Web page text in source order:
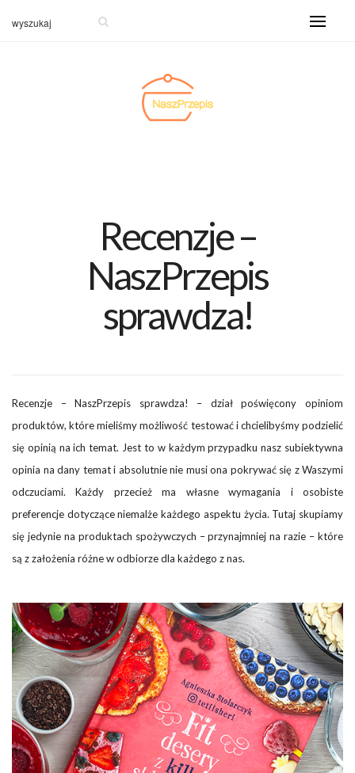
Recenzje –
NaszPrzepis
sprawdza!
Recenzje – NaszPrzepis sprawdza! – dział poświęcony opiniom
produktów, które mieliśmy możliwość testować i chcielibyśmy podzielić
się opinią na ich temat. Jest to w każdym przypadku nasz subiektywna
opinia na dany temat i absolutnie nie musi ona pokrywać się z Waszymi
odczuciami. Każdy przecież ma własne wymagania i osobiste
preferencje dotyczące niemalże każdego aspektu życia. Tutaj skupiamy
się jedynie na produktach spożywczych – przynajmniej na razie – które
są z założenia różne w odbiorze dla każdego z nas.